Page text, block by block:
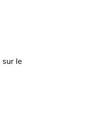
le